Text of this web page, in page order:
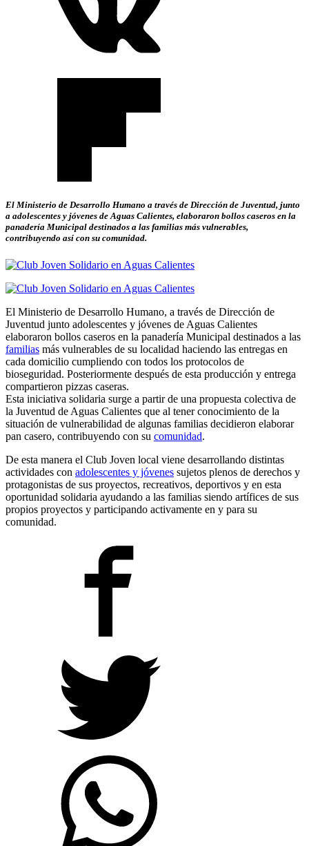
El Ministerio de Desarrollo Humano a través de Dirección de Juventud, junto
a adolescentes y jóvenes de Aguas Calientes, elaboraron bollos caseros en la
panadería Municipal destinados a las familias más vulnerables,
contribuyendo así con su comunidad.
El Ministerio de Desarrollo Humano, a través de Dirección de
Juventud junto adolescentes y jóvenes de Aguas Calientes
elaboraron bollos caseros en la panadería Municipal destinados a las
familias más vulnerables de su localidad haciendo las entregas en
cada domicilio cumpliendo con todos los protocolos de
bioseguridad. Posteriormente después de esta producción y entrega
compartieron pizzas caseras.
Esta iniciativa solidaria surge a partir de una propuesta colectiva de
la Juventud de Aguas Calientes que al tener conocimiento de la
situación de vulnerabilidad de algunas familias decidieron elaborar
pan casero, contribuyendo con su comunidad.
De esta manera el Club Joven local viene desarrollando distintas
actividades con adolescentes y jóvenes sujetos plenos de derechos y
protagonistas de sus proyectos, recreativos, deportivos y en esta
oportunidad solidaria ayudando a las familias siendo artífices de sus
propios proyectos y participando activamente en y para su
comunidad.